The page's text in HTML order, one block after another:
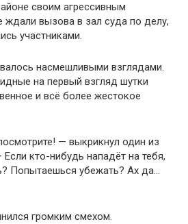
своим агрессивным
ждали вызова в зал суда по делу,
участниками.
насмешливыми взглядами.
на первый взгляд шутки
и всё более жестокое
— выкрикнул один из
кто-нибудь нападёт на тебя,
Попытаешься убежать? Ах да…
громким смехом.